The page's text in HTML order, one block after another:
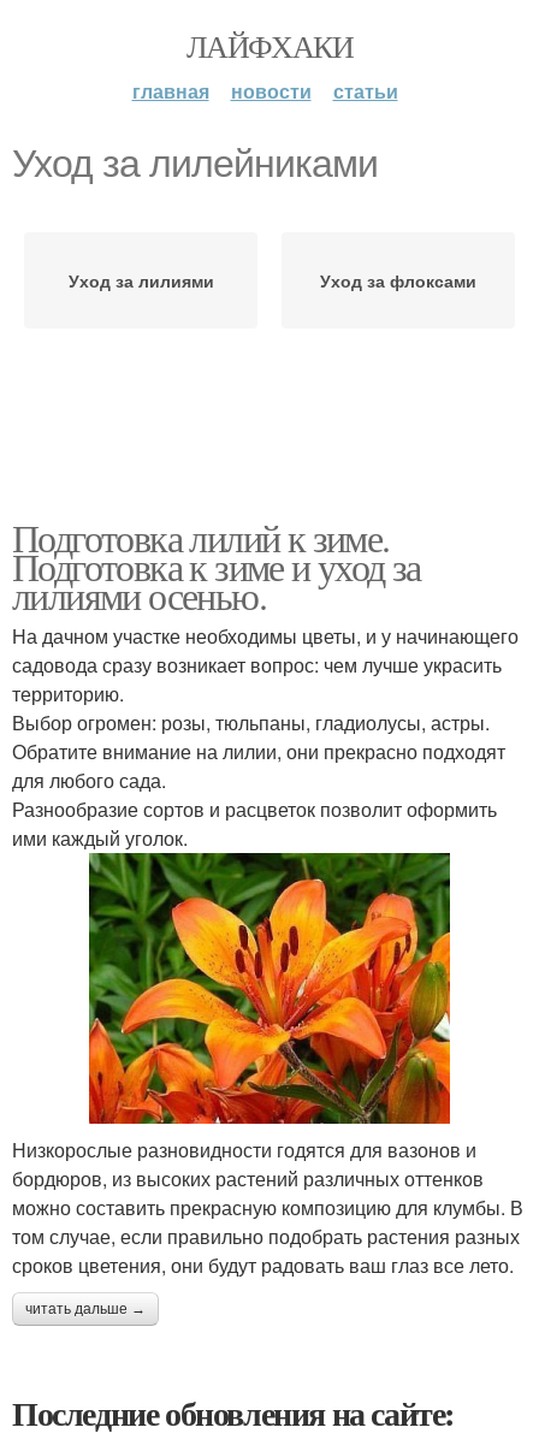
ЛАЙФХАКИ
главная новости статьи
Уход за лилейниками
Уход за лилиями Уход за флоксами
Подготовка лилий к зиме.
Подготовка к зиме и уход за
лилиями осенью.
На дачном участке необходимы цветы, и у начинающего
садовода сразу возникает вопрос: чем лучше украсить
территорию.
Выбор огромен: розы, тюльпаны, гладиолусы, астры.
Обратите внимание на лилии, они прекрасно подходят
для любого сада.
Разнообразие сортов и расцветок позволит оформить
ими каждый уголок.
Низкорослые разновидности годятся для вазонов и
бордюров, из высоких растений различных оттенков
можно составить прекрасную композицию для клумбы. В
том случае, если правильно подобрать растения разных
сроков цветения, они будут радовать ваш глаз все лето.
читать дальше →
Последние обновления на сайте: